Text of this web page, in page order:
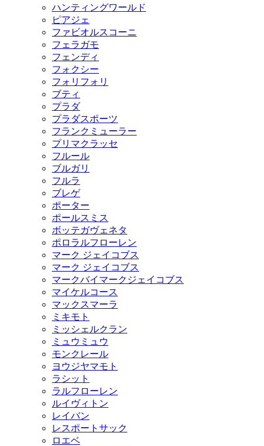
ハンティングワールド
ピアジェ
ファビオルスコーニ
フェラガモ
フェンディ
フォクシー
フォリフォリ
ブティ
プラダ
プラダスポーツ
フランクミューラー
プリマクラッセ
フルール
ブルガリ
フルラ
ブレゲ
ポーター
ポールスミス
ボッテガヴェネタ
ポロラルフローレン
マーク ジェイコブス
マーク ジェイコブス
マークバイマークジェイコブス
マイケルコース
マックスマーラ
ミキモト
ミッシェルクラン
ミュウミュウ
モンクレール
ヨウジヤマモト
ラシット
ラルフローレン
ルイヴィトン
レイバン
レスポートサック
ロエベ